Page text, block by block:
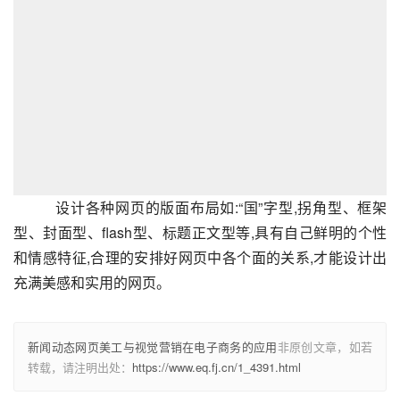
设计各种网页的版面布局如:“国”字型,拐角型、框架
型、封面型、flash型、标题正文型等,具有自己鲜明的个性
和情感特征,合理的安排好网页中各个面的关系,才能设计出
充满美感和实用的网页。
新闻动态网页美工与视觉营销在电子商务的应用非原创文章，如若
转载，请注明出处： https://www.eq.fj.cn/1_4391.html